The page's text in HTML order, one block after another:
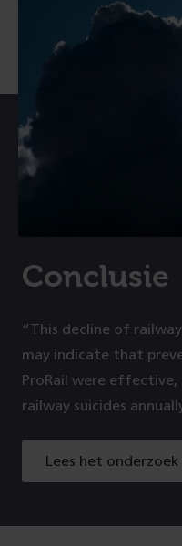
Conclusie
“This decline of
may indicate that
ProRail were effective,
railway suicides
Lees het onderzoek